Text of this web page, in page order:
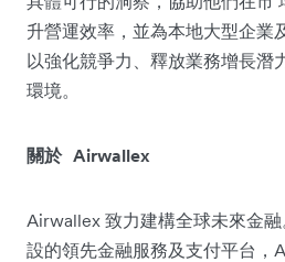
升營運效率，並為本地大型企業
以強化競爭力、釋放業務增長潛
環境。
關於 Airwallex
Airwallex 致力建構全球未來金
設的領先金融服務及支付平台，